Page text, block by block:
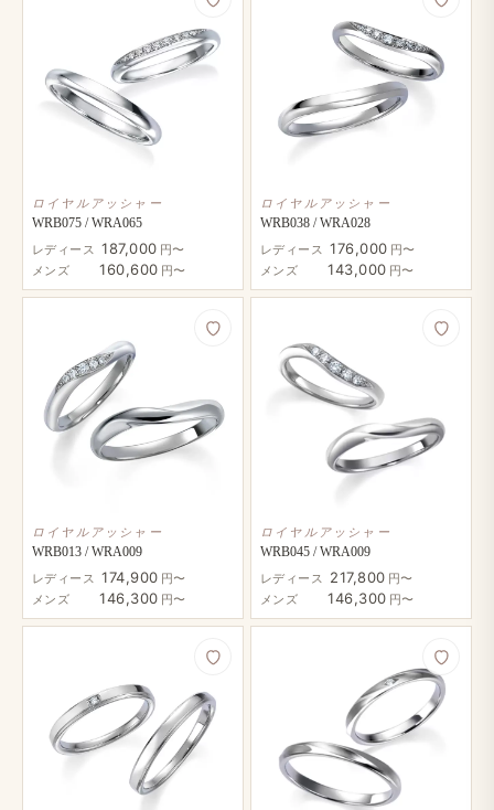
ロイヤルアッシャー
WRB075 / WRA065
レディース 187,000 円〜
メンズ
160,600 円〜
ロイヤルアッシャー
WRB038 / WRA028
レディース 176,000 円〜
メンズ
143,000 円〜
ロイヤルアッシャー
WRB013 / WRA009
レディース 174,900 円〜
メンズ
146,300 円〜
ロイヤルアッシャー
WRB045 / WRA009
レディース 217,800 円〜
メンズ
146,300 円〜